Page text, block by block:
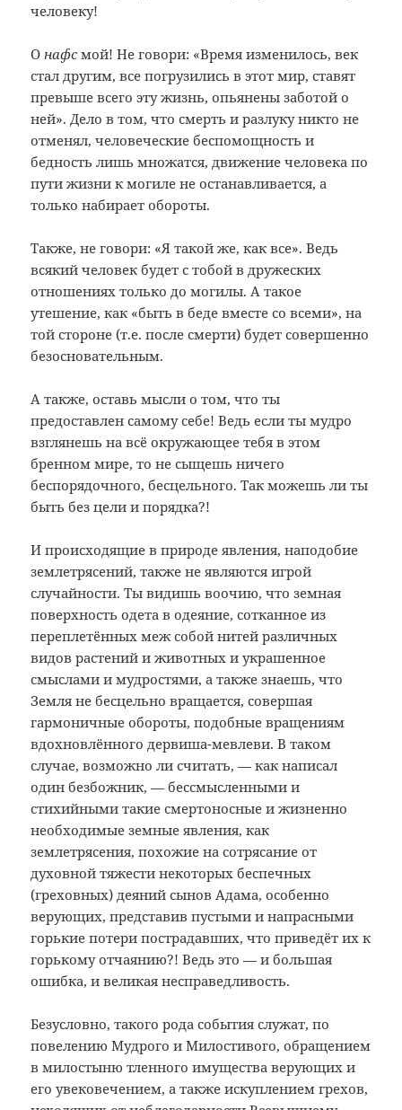
человеку!
О нафсмой! Не говори: «Время изменилось, век
стал другим, все погрузились в этот мир, ставят
превыше всего эту жизнь, опьянены заботой о
ней». Дело в том, что смерть и разлуку никто не
отменял, человеческие беспомощность и
бедность лишь множатся, движение человека по
пути жизни к могиле не останавливается, а
только набирает обороты.
Также, не говори: «Я такой же, как все». Ведь
всякий человек будет с тобой в дружеских
отношениях только до могилы. А такое
утешение, как «быть в беде вместе со всеми», на
той стороне (т.е. после смерти) будет совершенно
безосновательным.
А также, оставь мысли о том, что ты
предоставлен самому себе! Ведь если ты мудро
взглянешь на всё окружающее тебя в этом
бренном мире, то не сыщешь ничего
беспорядочного, бесцельного. Так можешь ли ты
быть без цели и порядка?!
И происходящие в природе явления, наподобие
землетрясений, также не являются игрой
случайности. Ты видишь воочию, что земная
поверхность одета в одеяние, сотканное из
переплетённых меж собой нитей различных
видов растений и животных и украшенное
смыслами и мудростями, а также знаешь, что
Земля не бесцельно вращается, совершая
гармоничные обороты, подобные вращениям
вдохновлённого дервиша-мевлеви. В таком
случае, возможно ли считать, — как написал
один безбожник, — бессмысленными и
стихийными такие смертоносные и жизненно
необходимые земные явления, как
землетрясения, похожие на сотрясание от
духовной тяжести некоторых беспечных
(греховных) деяний сынов Адама, особенно
верующих, представив пустыми и напрасными
горькие потери пострадавших, что приведёт их к
горькому отчаянию?! Ведь это — и большая
ошибка, и великая несправедливость.
Безусловно, такого рода события служат, по
повелению Мудрого и Милостивого, обращением
в милостыню тленного имущества верующих и
его увековечением, а также искуплением грехов,